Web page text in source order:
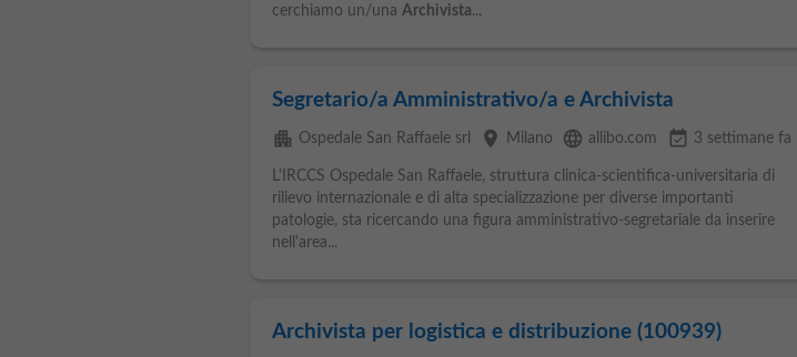
cerchiamo un/una Archivista...
Segretario/a Amministrativo/a e Archivista
apartment Ospedale San Raffaele srl place Milano language allibo.com event_available 3 settimane fa
L'IRCCS Ospedale San Raffaele, struttura clinica-scientifica-universitaria di
rilievo internazionale e di alta specializzazione per diverse importanti
patologie, sta ricercando una figura amministrativo-segretariale da inserire
nell'area...
Archivista per logistica e distribuzione (100939)